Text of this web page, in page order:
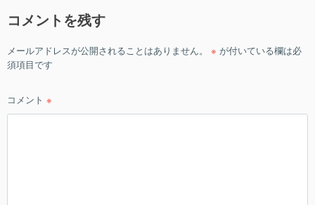
ゲ
ー
シ
ン
コメントを残す
メールアドレスが公開されることはありません。 ※ が付いている欄は必
須項目です
コメント ※